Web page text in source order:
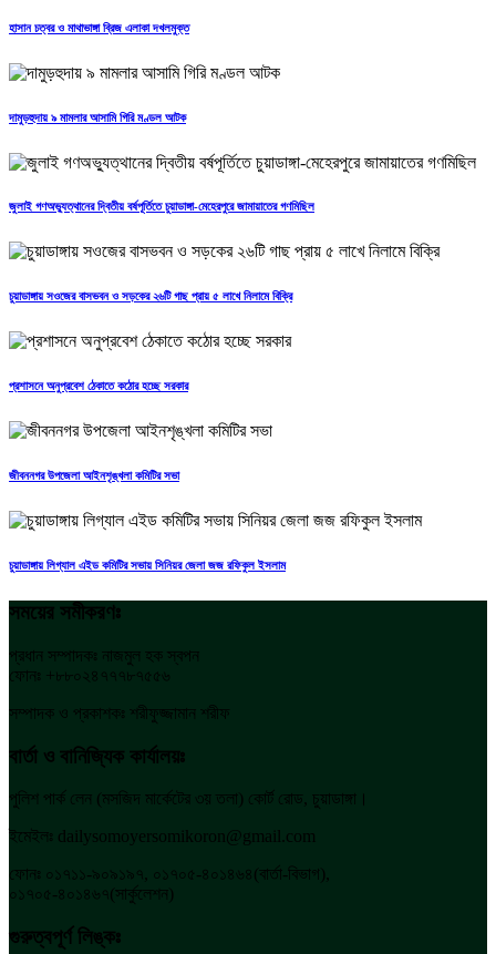
হাসান চত্বর ও মাথাভাঙ্গা ব্রিজ এলাকা দখলমুক্ত
দামুড়হুদায় ৯ মামলার আসামি গিরি মণ্ডল আটক
জুলাই গণঅভ্যুত্থানের দ্বিতীয় বর্ষপূর্তিতে চুয়াডাঙ্গা-মেহেরপুরে জামায়াতের গণমিছিল
চুয়াডাঙ্গায় সওজের বাসভবন ও সড়কের ২৬টি গাছ প্রায় ৫ লাখে নিলামে বিক্রি
প্রশাসনে অনুপ্রবেশ ঠেকাতে কঠোর হচ্ছে সরকার
জীবননগর উপজেলা আইনশৃঙ্খলা কমিটির সভা
চুয়াডাঙ্গায় লিগ্যাল এইড কমিটির সভায় সিনিয়র জেলা জজ রফিকুল ইসলাম
সময়ের সমীকরণঃ
প্রধান সম্পাদকঃ নাজমুল হক স্বপন
ফোনঃ +৮৮০২৪৭৭৭৮৭৫৫৬
সম্পাদক ও প্রকাশকঃ শরীফুজ্জামান শরীফ
বার্তা ও বানিজ্যিক কার্যালয়ঃ
পুলিশ পার্ক লেন (মসজিদ মার্কেটের ৩য় তলা) কোর্ট রোড, চুয়াডাঙ্গা।
ইমেইলঃ dailysomoyersomikoron@gmail.com
ফোনঃ ০১৭১১-৯০৯১৯৭, ০১৭০৫-৪০১৪৬৪(বার্তা-বিভাগ),
০১৭০৫-৪০১৪৬৭(সার্কুলেশন)
গুরুত্বপূর্ণ লিঙ্কঃ